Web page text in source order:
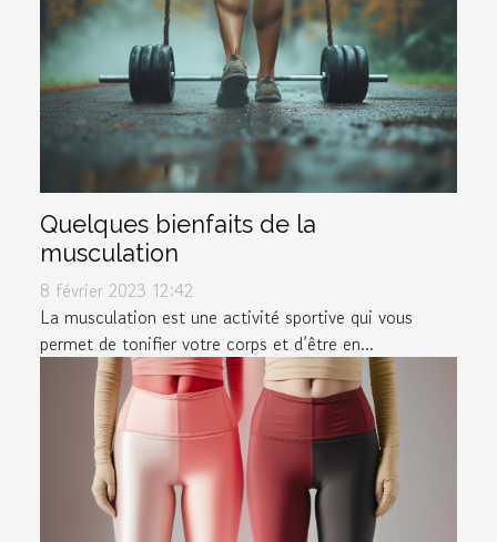
Quelques bienfaits de la
musculation
8 février 2023 12:42
La musculation est une activité sportive qui vous
permet de tonifier votre corps et d’être en...